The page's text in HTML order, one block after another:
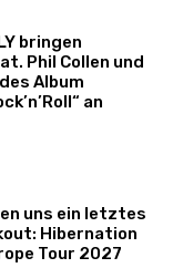
bringen
Phil Collen und
Album
an
uns ein letztes
Hibernation
Tour 2027